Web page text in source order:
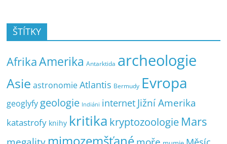
ŠTÍTKY
AfrikaAmerika Antarktida archeologie
Asie astronomie Atlantis Bermudy Evropa
geoglyfy geologie Indiáni internet Jižní Amerika
katastrofy knihy kritika kryptozoologie Mars
mimozemšťané